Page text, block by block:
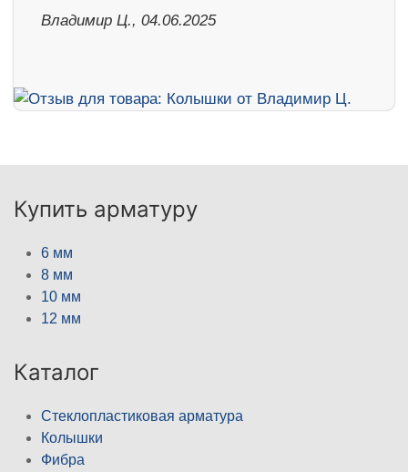
Владимир Ц., 04.06.2025
Купить арматуру
6 мм
8 мм
10 мм
12 мм
Каталог
Стеклопластиковая арматура
Колышки
Фибра